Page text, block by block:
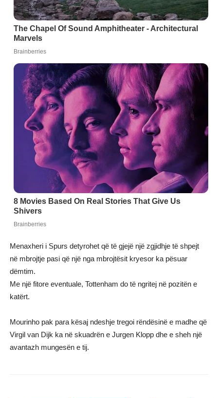
Menaxheri i Spurs detyrohet që të gjejë një zgjidhje të shpejt
në mbrojtje pasi që një nga mbrojtësit kryesor ka pësuar
dëmtim.
Me një fitore eventuale, Tottenham do të ngritej në pozitën e
katërt.
Mourinho pak para kësaj ndeshje tregoi rëndësinë e madhe që
Virgil van Dijk ka në skuadrën e Jurgen Klopp dhe e sheh një
avantazh mungesën e tij.